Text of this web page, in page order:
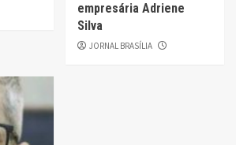
empresária Adriene
Silva
JORNAL BRASÍLIA